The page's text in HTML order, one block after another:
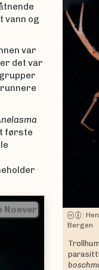
vann og
var
det var
første
|Henrik Glenner
|
Bergen